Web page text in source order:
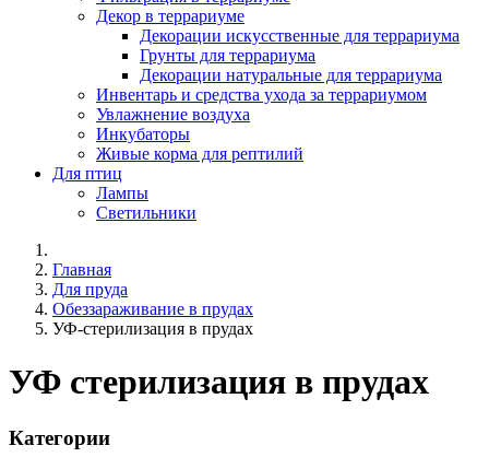
Декор в террариуме
Декорации искусственные для террариума
Грунты для террариума
Декорации натуральные для террариума
Инвентарь и средства ухода за террариумом
Увлажнение воздуха
Инкубаторы
Живые корма для рептилий
Для птиц
Лампы
Светильники
Главная
Для пруда
Обеззараживание в прудах
УФ-стерилизация в прудах
УФ стерилизация в прудах
Категории